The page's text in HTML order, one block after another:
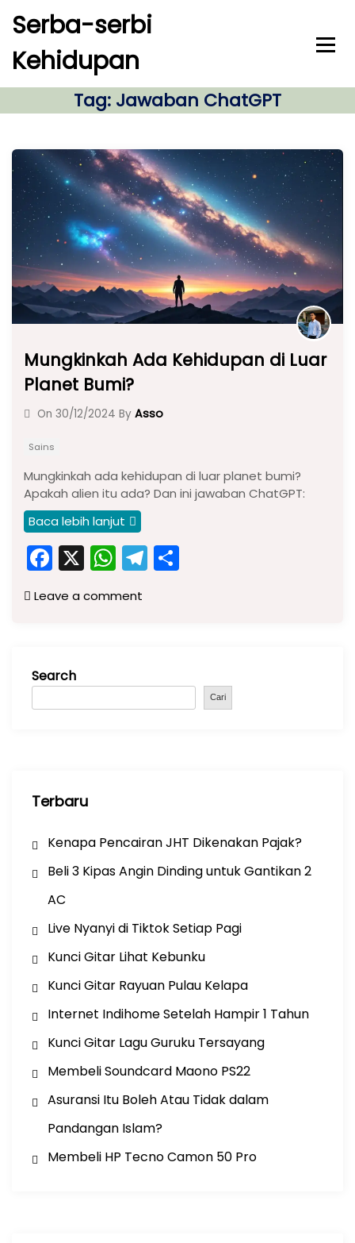
c
Serba-serbi
Kehidupan
Tag: Jawaban ChatGPT
Mungkinkah Ada Kehidupan di Luar
Planet Bumi?
On 30/12/2024 By Asso
Sains
Mungkinkah ada kehidupan di luar planet bumi?
Apakah alien itu ada? Dan ini jawaban ChatGPT:
Baca lebih lanjut
F
a
c
o
o
X W
h
a
p
p
T
el
m
Leave a comment
Search
Cari
Terbaru
Kenapa Pencairan JHT Dikenakan Pajak?
Beli 3 Kipas Angin Dinding untuk Gantikan 2
AC
Live Nyanyi di Tiktok Setiap Pagi
Kunci Gitar Lihat Kebunku
Kunci Gitar Rayuan Pulau Kelapa
Internet Indihome Setelah Hampir 1 Tahun
Kunci Gitar Lagu Guruku Tersayang
Membeli Soundcard Maono PS22
Asuransi Itu Boleh Atau Tidak dalam
Pandangan Islam?
Membeli HP Tecno Camon 50 Pro